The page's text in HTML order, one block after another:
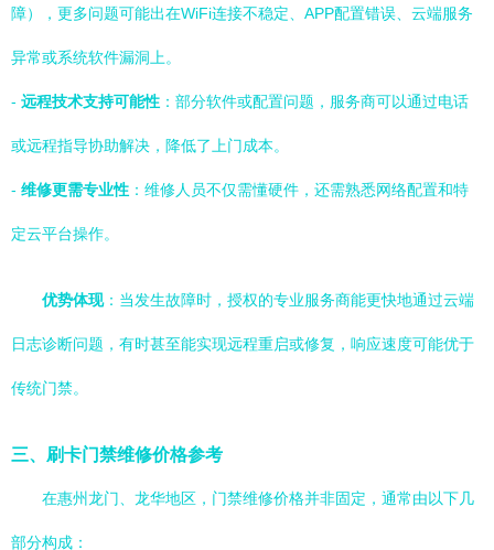
障），更多问题可能出在WiFi连接不稳定、APP配置错误、云端服务
异常或系统软件漏洞上。
- 远程技术支持可能性 ：部分软件或配置问题，服务商可以通过电话
或远程指导协助解决，降低了上门成本。
- 维修更需专业性 ：维修人员不仅需懂硬件，还需熟悉网络配置和特
定云平台操作。
优势体现：当发生故障时，授权的专业服务商能更快地通过云端
日志诊断问题，有时甚至能实现远程重启或修复，响应速度可能优于
传统门禁。
三、刷卡门禁维修价格参考
在惠州龙门、龙华地区，门禁维修价格并非固定，通常由以下几
部分构成：